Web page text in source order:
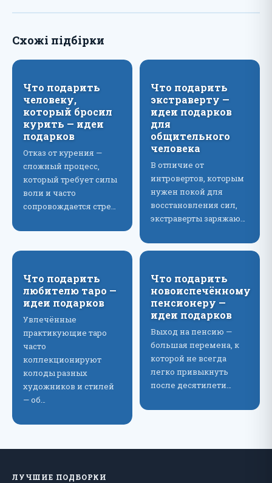
Схожі підбірки
Что подарить
человеку,
который бросил
курить — идеи
подарков
Отказ от курения —
сложный процесс,
который требует силы
воли и часто
сопровождается стре…
Что подарить
экстраверту —
идеи подарков
для
общительного
человека
В отличие от
интровертов, которым
нужен покой для
восстановления сил,
экстраверты заряжаю…
Что подарить
любителю таро —
идеи подарков
Увлечённые
практикующие таро
часто
коллекционируют
колоды разных
художников и стилей
— об…
Что подарить
новоиспечённому
пенсионеру —
идеи подарков
Выход на пенсию —
большая перемена, к
которой не всегда
легко привыкнуть
после десятилети…
ЛУЧШИЕ ПОДБОРКИ